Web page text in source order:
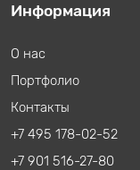
Информация
О нас
Портфолио
Контакты
+7 495 178-02-52
+7 901 516-27-80